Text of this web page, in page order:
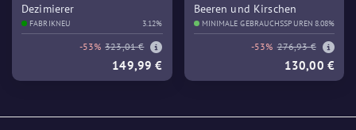
Dezimierer
FABRIKNEU 3.12%
-53% 323,01 €
149,99 €
Beeren und Kirschen
MINIMALE GEBRAUCHSSPUREN 8.08%
-53% 276,93 €
130,00 €